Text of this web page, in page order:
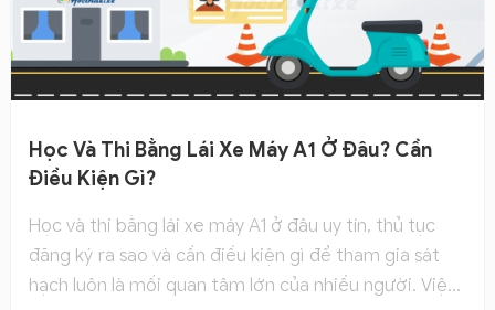
Học Và Thi Bằng Lái Xe Máy A1 Ở Đâu? Cần
Điều Kiện Gì?
Học và thi bằng lái xe máy A1 ở đâu uy tín, thủ tục
đăng ký ra sao và cần điều kiện gì để tham gia sát
hạch luôn là mối quan tâm lớn của nhiều người. Việc